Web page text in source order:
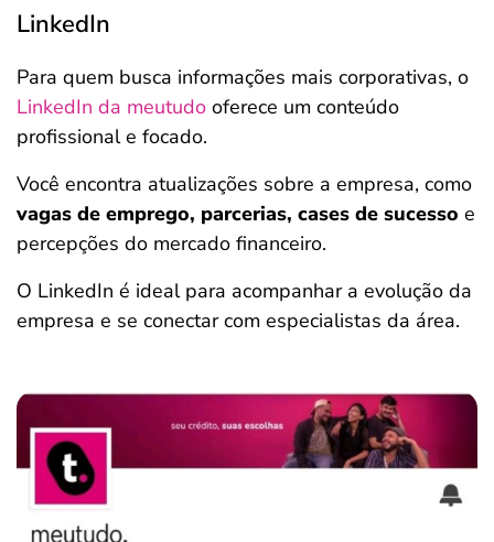
LinkedIn
Para quem busca informações mais corporativas, o
LinkedIn da meutudo oferece um conteúdo
profissional e focado.
Você encontra atualizações sobre a empresa, como
vagas de emprego, parcerias, cases de sucesso e
percepções do mercado financeiro.
O LinkedIn é ideal para acompanhar a evolução da
empresa e se conectar com especialistas da área.